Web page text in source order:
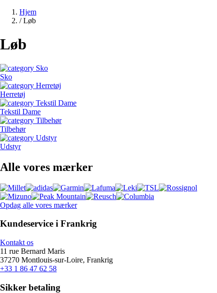
Hjem
/ Løb
Løb
Sko
Herretøj
Tekstil Dame
Tilbehør
Udstyr
Alle vores mærker
Opdag alle vores mærker
Kundeservice i Frankrig
Kontakt os
11 rue Bernard Maris
37270 Montlouis-sur-Loire, Frankrig
+33 1 86 47 62 58
Sikker betaling